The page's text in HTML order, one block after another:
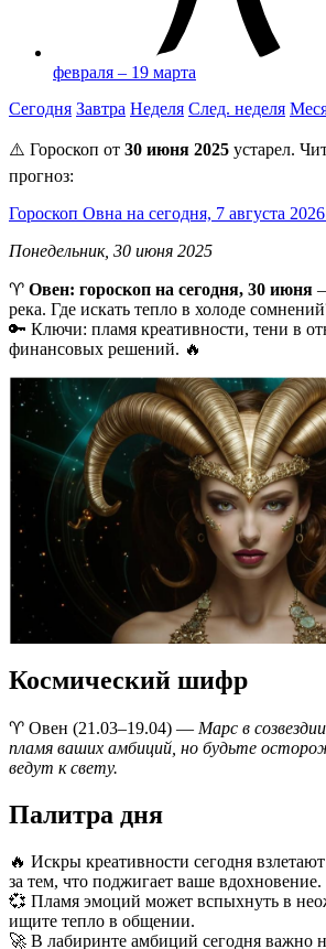
февраля – 19 марта
Сегодня Завтра Неделя След. неделя
⚠️ Гороскоп от 30 июня 2025 устарел.
прогноз:
Гороскоп Овна на сегодня, 7 августа
Понедельник, 30 июня 2025
♈️ Овен: гороскоп на сегодня, 30 июня
река. Где искать тепло в холоде
🔑 Ключи: пламя креативности, тени в
финансовых решений. 🔥
Космический шифр
♈️ Овен (21.03–19.04) — Марс в
пламя ваших амбиций, но будьте
ведут к свету.
Палитра дня
🔥 Искры креативности сегодня
за тем, что поджигает ваше вдохновение.
💞 Пламя эмоций может вспыхнуть в
ищите тепло в общении.
🚀 В лабиринте амбиций сегодня важно